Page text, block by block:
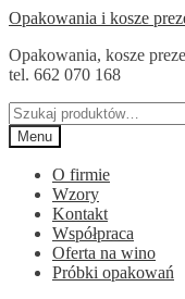
Przejdź
nawigacji
Przejdź
treści
Opakowania i kosze
Opakowania, kosze
tel. 662 070 168
Szukaj:
Menu
O firmie
Wzory
Kontakt
Współpraca
Oferta na wino
Próbki opakowań